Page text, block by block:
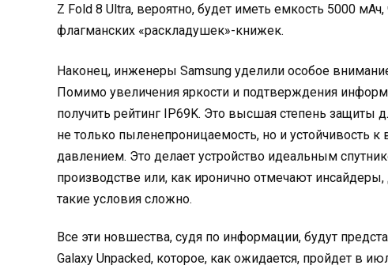
Z Fold 8 Ultra, вероятно, будет иметь емкость 5000
флагманских «раскладушек»-книжек.
Наконец, инженеры Samsung уделили особое
Помимо увеличения яркости и подтверждения
получить рейтинг IP69K. Это высшая степень защиты
не только пыленепроницаемость, но и устойчивость
давлением. Это делает устройство идеальным
производстве или, как иронично отмечают
такие условия сложно.
Все эти новшества, судя по информации, будут
Galaxy Unpacked, которое, как ожидается, пройдет в